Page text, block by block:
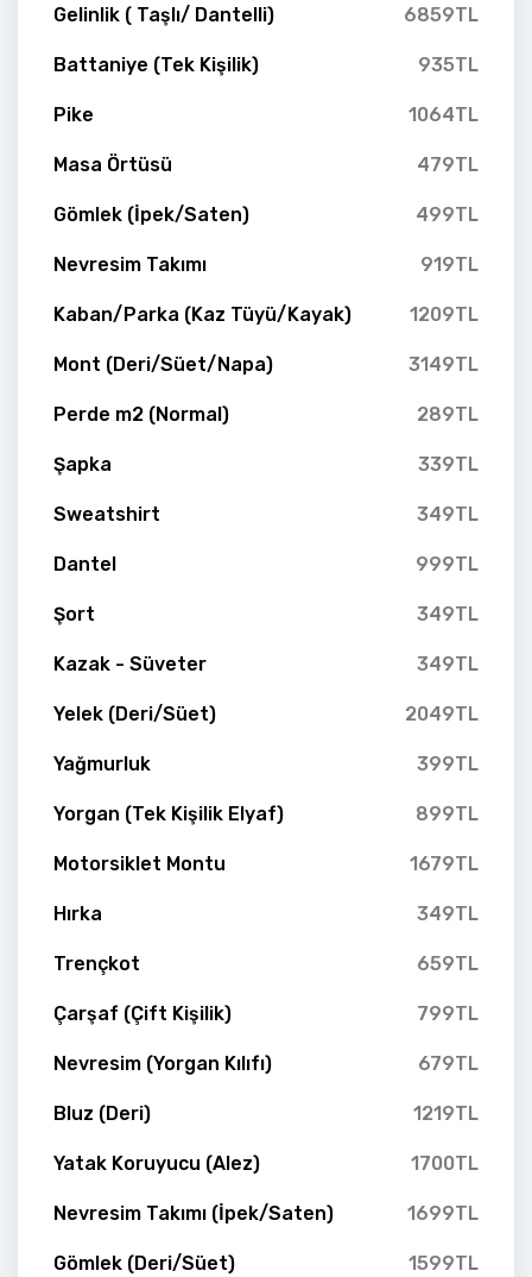
Gelinlik ( Taşlı/ Dantelli) 6859TL
Battaniye (Tek Kişilik) 935TL
Pike 1064TL
Masa Örtüsü 479TL
Gömlek (İpek/Saten) 499TL
Nevresim Takımı 919TL
Kaban/Parka (Kaz Tüyü/Kayak) 1209TL
Mont (Deri/Süet/Napa) 3149TL
Perde m2 (Normal) 289TL
Şapka 339TL
Sweatshirt 349TL
Dantel 999TL
Şort 349TL
Kazak - Süveter 349TL
Yelek (Deri/Süet) 2049TL
Yağmurluk 399TL
Yorgan (Tek Kişilik Elyaf) 899TL
Motorsiklet Montu 1679TL
Hırka 349TL
Trençkot 659TL
Çarşaf (Çift Kişilik) 799TL
Nevresim (Yorgan Kılıfı) 679TL
Bluz (Deri) 1219TL
Yatak Koruyucu (Alez) 1700TL
Nevresim Takımı (İpek/Saten) 1699TL
Gömlek (Deri/Süet) 1599TL